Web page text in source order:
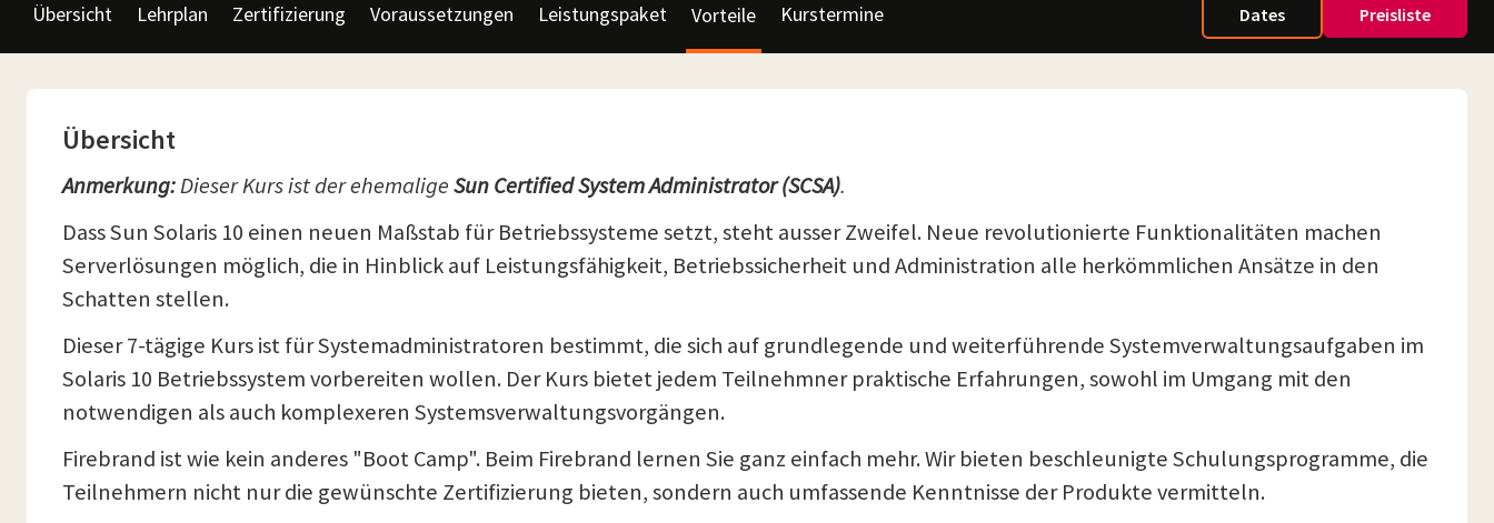
Übersicht Lehrplan Zertifizierung Voraussetzungen Leistungspaket Vorteile Kurstermine Dates Preisliste
Übersicht
Anmerkung:Dieser Kurs ist der ehemaligeSun Certified System Administrator (SCSA).
Dass Sun Solaris 10 einen neuen Maßstab für Betriebssysteme setzt, steht ausser Zweifel. Neue revolutionierte Funktionalitäten machen
Serverlösungen möglich, die in Hinblick auf Leistungsfähigkeit, Betriebssicherheit und Administration alle herkömmlichen Ansätze in den
Schatten stellen.
Dieser 7-tägige Kurs ist für Systemadministratoren bestimmt, die sich auf grundlegende und weiterführende Systemverwaltungsaufgaben im
Solaris 10 Betriebssystem vorbereiten wollen. Der Kurs bietet jedem Teilnehmner praktische Erfahrungen, sowohl im Umgang mit den
notwendigen als auch komplexeren Systemsverwaltungsvorgängen.
Firebrand ist wie kein anderes "Boot Camp". Beim Firebrand lernen Sie ganz einfach mehr. Wir bieten beschleunigte Schulungsprogramme, die
Teilnehmern nicht nur die gewünschte Zertifizierung bieten, sondern auch umfassende Kenntnisse der Produkte vermitteln.